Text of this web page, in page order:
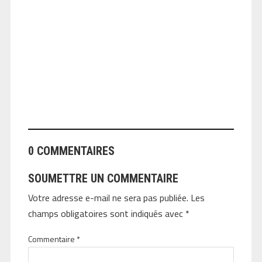
0 COMMENTAIRES
SOUMETTRE UN COMMENTAIRE
Votre adresse e-mail ne sera pas publiée. Les
champs obligatoires sont indiqués avec *
Commentaire *